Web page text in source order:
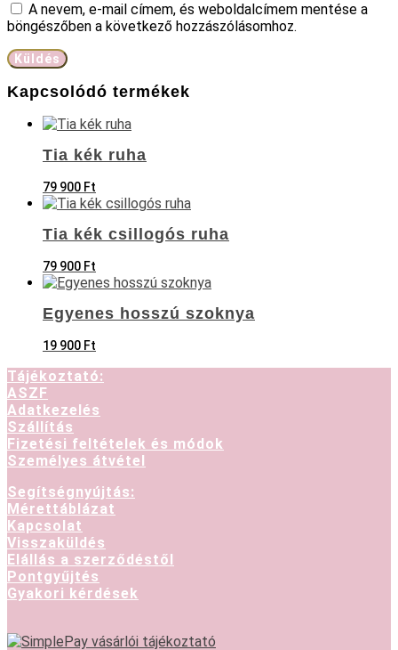
A nevem, e-mail címem, és weboldalcímem mentése a
böngészőben a következő hozzászólásomhoz.
Kapcsolódó termékek
Tia kék ruha
79 900 Ft
Tia kék csillogós ruha
79 900 Ft
Egyenes hosszú szoknya
19 900 Ft
Tájékoztató:
ASZF
Adatkezelés
Szállítás
Fizetési feltételek és módok
Személyes átvétel
Segítségnyújtás:
Mérettáblázat
Kapcsolat
Visszaküldés
Elállás a szerződéstől
Pontgyűjtés
Gyakori kérdések